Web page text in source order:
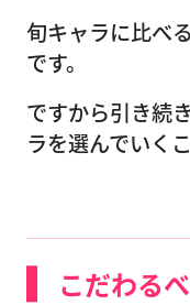
旬キャラに比べ
です。
ですから引き続
ラを選んでいく
こだわる